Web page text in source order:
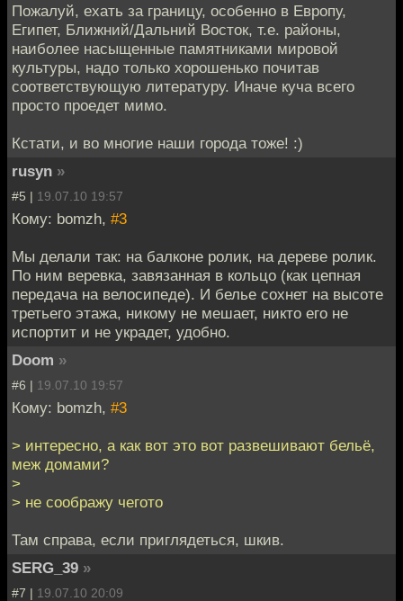
Пожалуй, ехать за границу, особенно в Европу,
Египет, Ближний/Дальний Восток, т.е. районы,
наиболее насыщенные памятниками мировой
культуры, надо только хорошенько почитав
соответствующую литературу. Иначе куча всего
просто проедет мимо.
Кстати, и во многие наши города тоже! :)
rusyn »
#5 | 19.07.10 19:57
Кому: bomzh, #3
Мы делали так: на балконе ролик, на дереве ролик.
По ним веревка, завязанная в кольцо (как цепная
передача на велосипеде). И белье сохнет на высоте
третьего этажа, никому не мешает, никто его не
испортит и не украдет, удобно.
Doom »
#6 | 19.07.10 19:57
Кому: bomzh, #3
> интересно, а как вот это вот развешивают бельё,
меж домами?
>
> не соображу чегото
Там справа, если приглядеться, шкив.
SERG_39 »
#7 | 19.07.10 20:09